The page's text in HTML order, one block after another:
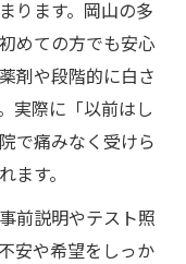
ります。岡山の多
めての方でも安心
剤や段階的に白さ
実際に「以前はし
で痛みなく受けら
す。
前説明やテスト照
安や希望をしっか